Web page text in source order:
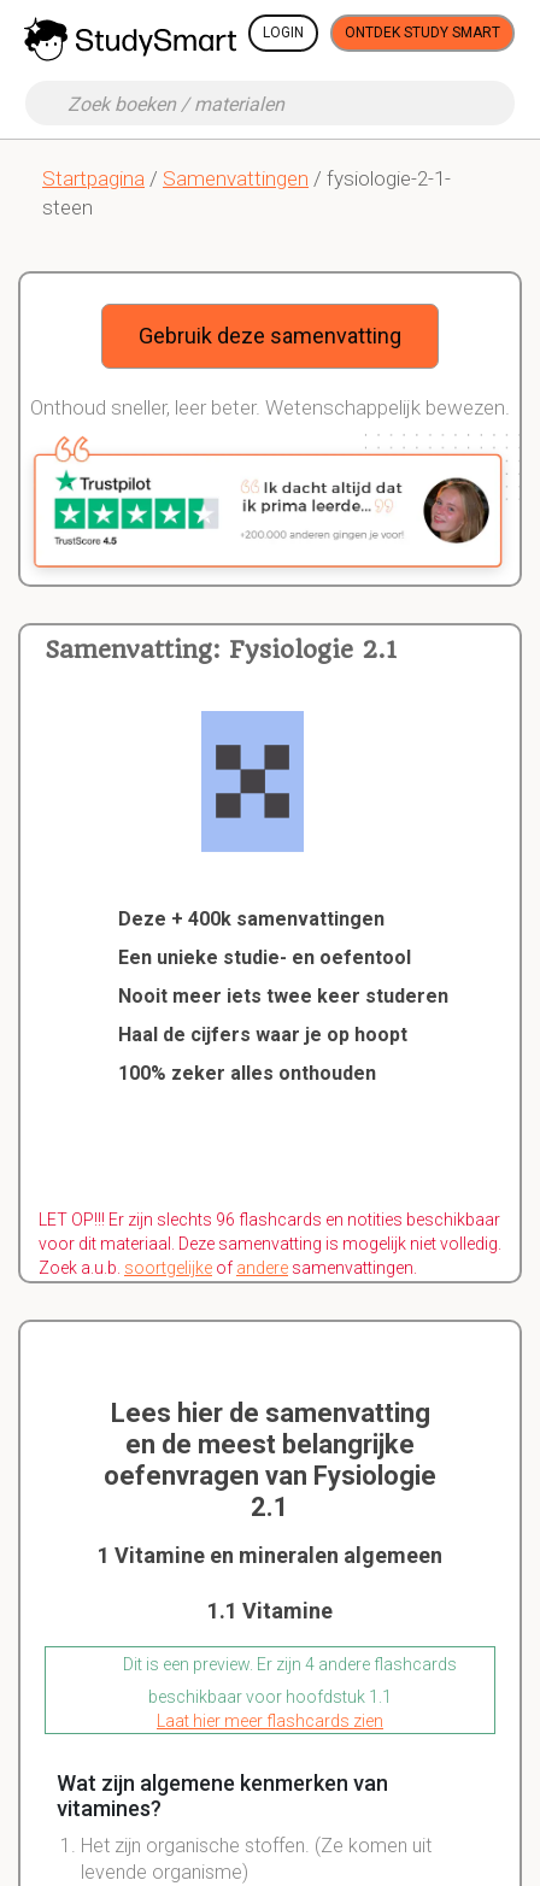
LOGIN ONTDEK STUDY SMART
Startpagina / Samenvattingen / fysiologie-2-1-
steen
Samenvatting: Fysiologie 2.1
Deze + 400k samenvattingen
Een unieke studie- en oefentool
Nooit meer iets twee keer studeren
Haal de cijfers waar je op hoopt
100% zeker alles onthouden
LET OP!!! Er zijn slechts 96 flashcards en notities beschikbaar
voor dit materiaal. Deze samenvatting is mogelijk niet volledig.
Zoek a.u.b. soortgelijke of andere samenvattingen.
Gebruik deze samenvatting
Onthoud sneller, leer beter. Wetenschappelijk bewezen.
Lees hier de samenvatting
en de meest belangrijke
oefenvragen van Fysiologie
2.1
1 Vitamine en mineralen algemeen
1.1 Vitamine
Dit is een preview. Er zijn 4 andere flashcards
beschikbaar voor hoofdstuk 1.1
Laat hier meer flashcards zien
Wat zijn algemene kenmerken van
vitamines?
Het zijn organische stoffen. (Ze komen uit
levende organisme)